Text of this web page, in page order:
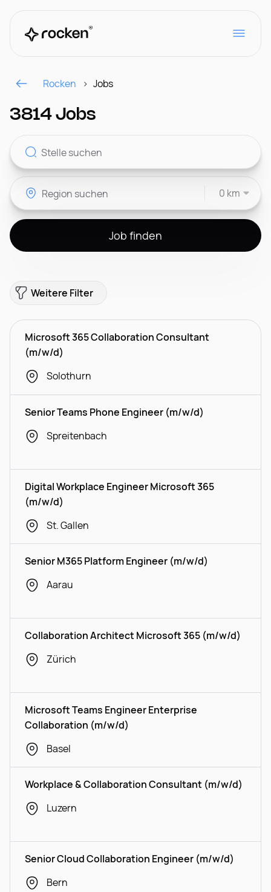
Für Arbeitgeber
CH
Rocken Jobs
3814 Jobs
0 km
Job finden
Weitere Filter
Microsoft 365 Collaboration Consultant
(m/w/d)
Solothurn
Senior Teams Phone Engineer (m/w/d)
Spreitenbach
Digital Workplace Engineer Microsoft 365
(m/w/d)
St. Gallen
Senior M365 Platform Engineer (m/w/d)
Aarau
Collaboration Architect Microsoft 365 (m/w/d)
Zürich
Microsoft Teams Engineer Enterprise
Collaboration (m/w/d)
Basel
Workplace & Collaboration Consultant (m/w/d)
Luzern
Senior Cloud Collaboration Engineer (m/w/d)
Bern